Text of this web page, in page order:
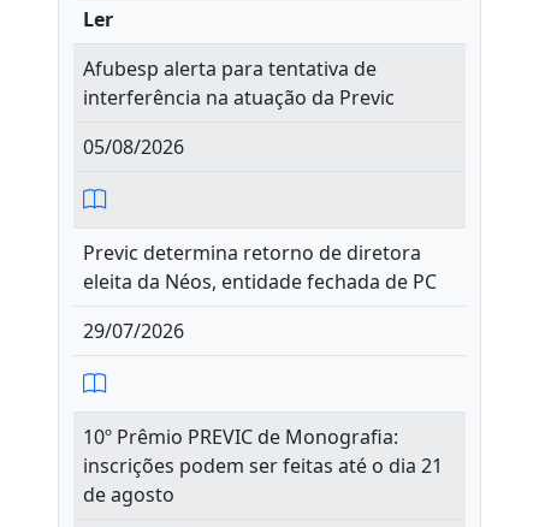
Ler
Afubesp alerta para tentativa de
interferência na atuação da Previc
05/08/2026
Previc determina retorno de diretora
eleita da Néos, entidade fechada de PC
29/07/2026
10º Prêmio PREVIC de Monografia:
inscrições podem ser feitas até o dia 21
de agosto